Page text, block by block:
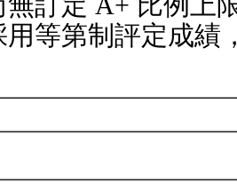
用等第制評定成績